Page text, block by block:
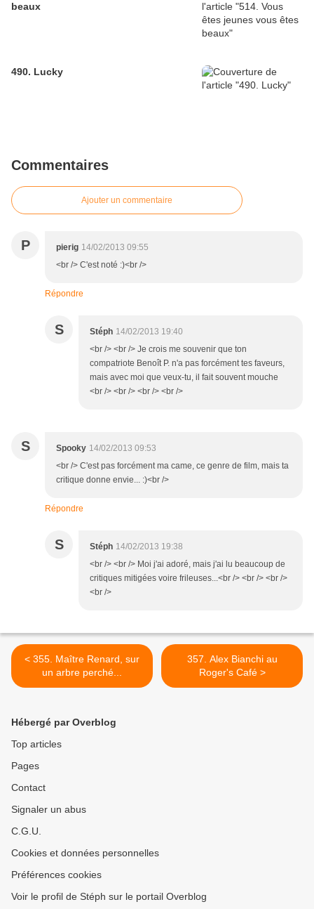
beaux
490. Lucky
Commentaires
Ajouter un commentaire
P pierig 14/02/2013 09:55
<br /> C'est noté :)<br />
Répondre
S Stéph 14/02/2013 19:40
<br /> <br /> Je crois me souvenir que ton
compatriote Benoît P. n'a pas forcément tes faveurs,
mais avec moi que veux-tu, il fait souvent mouche
<br /> <br /> <br /> <br />
S Spooky 14/02/2013 09:53
<br /> C'est pas forcément ma came, ce genre de film, mais ta
critique donne envie... :)<br />
Répondre
S Stéph 14/02/2013 19:38
<br /> <br /> Moi j'ai adoré, mais j'ai lu beaucoup de
critiques mitigées voire frileuses...<br /> <br /> <br />
<br />
< 355. Maître Renard, sur
un arbre perché...
357. Alex Bianchi au
Roger's Café >
Hébergé par Overblog
Top articles
Pages
Contact
Signaler un abus
C.G.U.
Cookies et données personnelles
Préférences cookies
Voir le profil de Stéph sur le portail Overblog